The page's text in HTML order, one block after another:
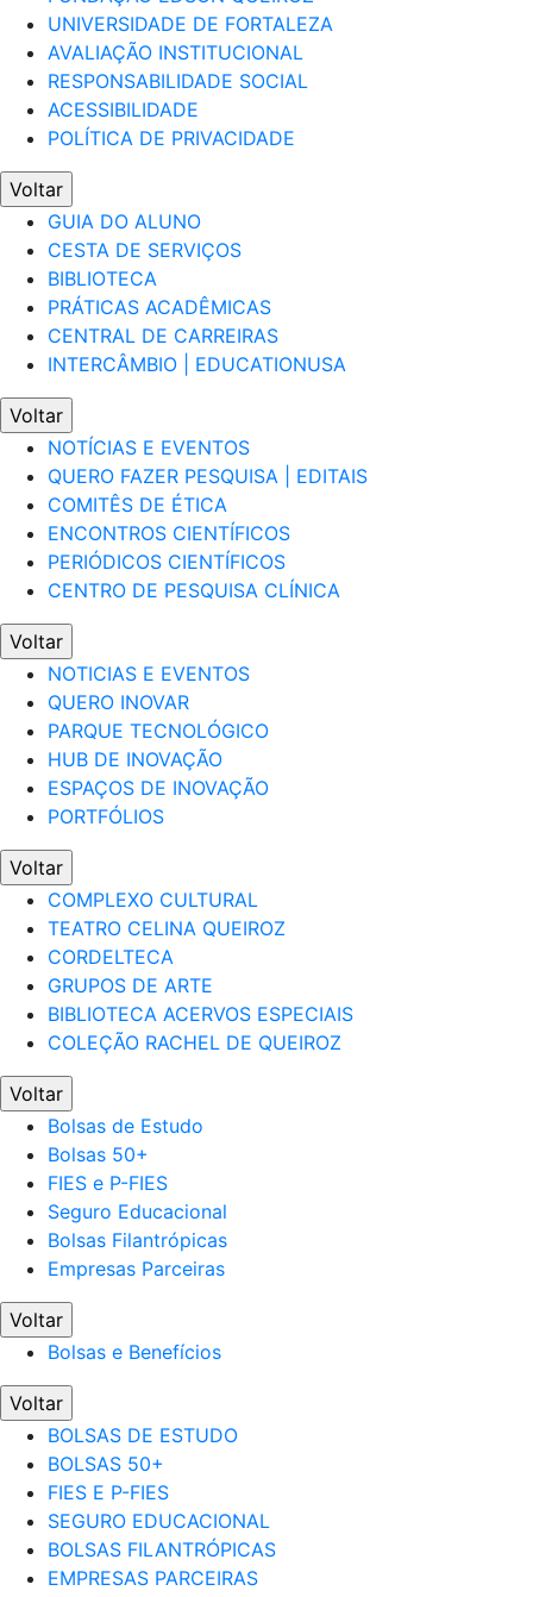
UNIVERSIDADE DE FORTALEZA
AVALIAÇÃO INSTITUCIONAL
RESPONSABILIDADE SOCIAL
ACESSIBILIDADE
POLÍTICA DE PRIVACIDADE
Voltar
GUIA DO ALUNO
CESTA DE SERVIÇOS
BIBLIOTECA
PRÁTICAS ACADÊMICAS
CENTRAL DE CARREIRAS
INTERCÂMBIO | EDUCATIONUSA
Voltar
NOTÍCIAS E EVENTOS
QUERO FAZER PESQUISA | EDITAIS
COMITÊS DE ÉTICA
ENCONTROS CIENTÍFICOS
PERIÓDICOS CIENTÍFICOS
CENTRO DE PESQUISA CLÍNICA
Voltar
NOTICIAS E EVENTOS
QUERO INOVAR
PARQUE TECNOLÓGICO
HUB DE INOVAÇÃO
ESPAÇOS DE INOVAÇÃO
PORTFÓLIOS
Voltar
COMPLEXO CULTURAL
TEATRO CELINA QUEIROZ
CORDELTECA
GRUPOS DE ARTE
BIBLIOTECA ACERVOS ESPECIAIS
COLEÇÃO RACHEL DE QUEIROZ
Voltar
Bolsas de Estudo
Bolsas 50+
FIES e P-FIES
Seguro Educacional
Bolsas Filantrópicas
Empresas Parceiras
Voltar
Bolsas e Benefícios
Voltar
BOLSAS DE ESTUDO
BOLSAS 50+
FIES E P-FIES
SEGURO EDUCACIONAL
BOLSAS FILANTRÓPICAS
EMPRESAS PARCEIRAS